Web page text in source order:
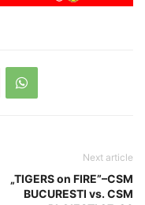
Next article
„TIGERS on FIRE”–CSM
BUCURESTI vs. CSM